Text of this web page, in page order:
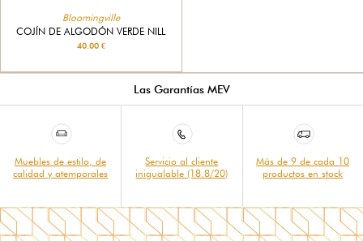
Bloomingville
COJÍN DE ALGODÓN VERDE NILL
40.00 €
Las Garantías MEV
Muebles de estilo, de
calidad y atemporales
Servicio al cliente
inigualable (18.8/20)
Más de 9 de cada 10
productos en stock